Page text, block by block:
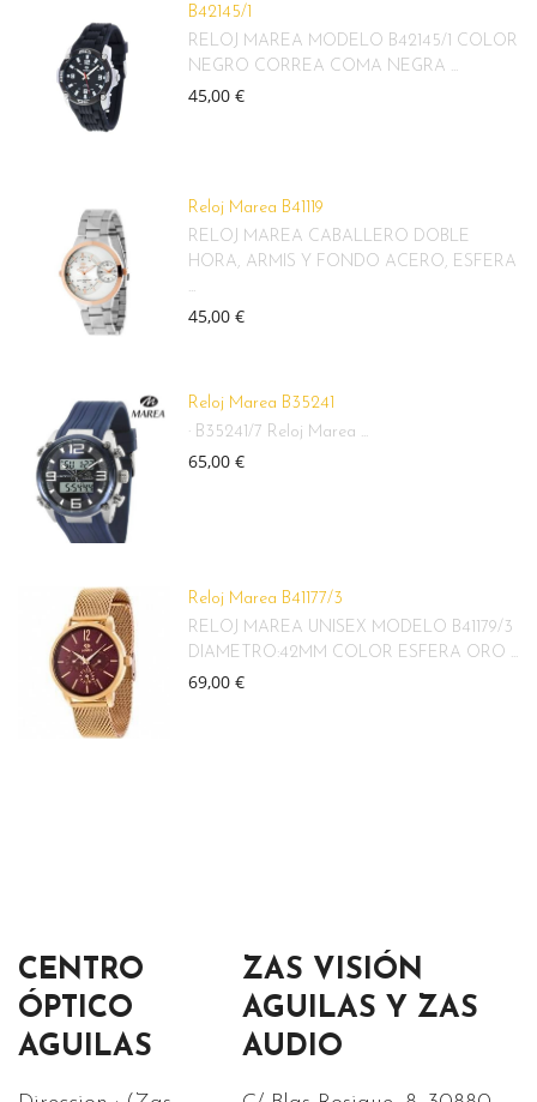
B42145/1
RELOJ MAREA MODELO B42145/1 COLOR
NEGRO CORREA COMA NEGRA ...
45,00 €
Reloj Marea B41119
RELOJ MAREA CABALLERO DOBLE
HORA, ARMIS Y FONDO ACERO, ESFERA
...
45,00 €
Reloj Marea B35241
· B35241/7 Reloj Marea ...
65,00 €
Reloj Marea B41177/3
RELOJ MAREA UNISEX MODELO B41179/3
DIAMETRO:42MM COLOR ESFERA ORO ...
69,00 €
CENTRO
ÓPTICO
AGUILAS
ZAS VISIÓN
AGUILAS Y ZAS
AUDIO